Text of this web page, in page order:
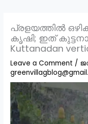
പ്രളയത്തിൽ
കൃഷി; ഇത്
Kuttanadan
Leave a Comment /